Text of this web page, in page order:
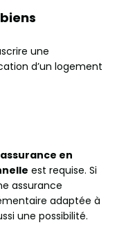
une
d’un logement
assurance en
est requise. Si
assurance
adaptée à
une possibilité.